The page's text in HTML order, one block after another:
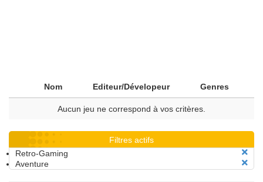
Nom Editeur/Dévelopeur Genres
Aucun jeu ne correspond à vos critères.
Filtres actifs
Retro-Gaming
Aventure